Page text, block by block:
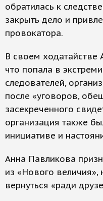
обратилась к
закрыть дело и
провокатора.
В своем
что попала в
следователей,
после «уговоров,
засекреченного
организация также
инициативе и
Анна Павликова
из «Нового величия»,
вернуться «ради